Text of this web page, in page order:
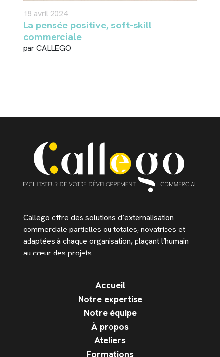
18 avril 2024
La pensée positive, soft-skill
commerciale
par CALLEGO
Callego offre des solutions d’externalisation
commerciale partielles ou totales, novatrices et
adaptées à chaque organisation, plaçant l’humain
au cœur des projets.
Accueil
Notre expertise
Notre équipe
À propos
Ateliers
Formations